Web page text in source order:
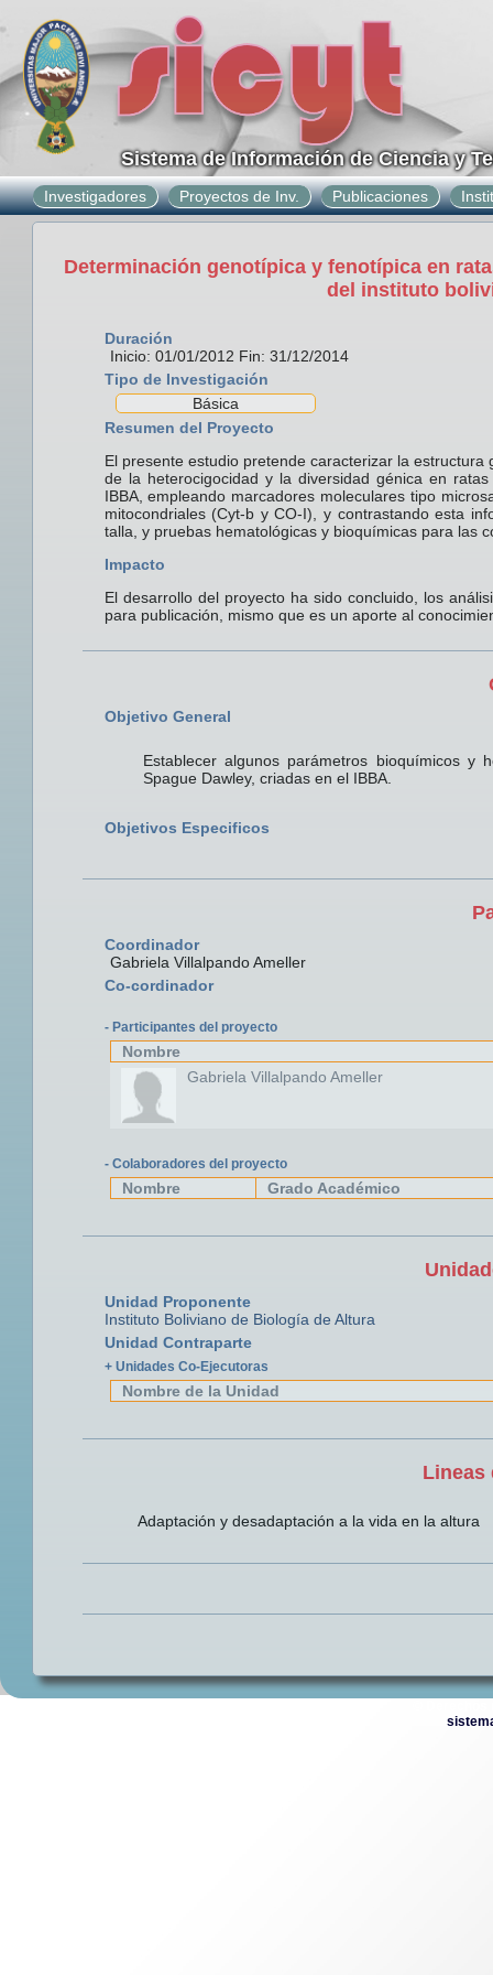
Sistema de Información de Ciencia y
Investigadores Proyectos de Inv. Publicaciones
Determinación genotípica y fenotípica en
del instituto
Duración
Inicio: 01/01/2012 Fin: 31/12/2014
Tipo de Investigación
Básica
Resumen del Proyecto
El presente estudio pretende caracterizar la
de la heterocigocidad y la diversidad génica en
IBBA, empleando marcadores moleculares tipo
mitocondriales (Cyt-b y CO-I), y contrastando esta
talla, y pruebas hematológicas y bioquímicas para las
Impacto
El desarrollo del proyecto ha sido concluido, los
para publicación, mismo que es un aporte al
Objetivo General
Establecer algunos parámetros bioquímicos
Spague Dawley, criadas en el IBBA.
Objetivos Especificos
Coordinador
Gabriela Villalpando Ameller
Co-cordinador
- Participantes del proyecto
Nombre
Gabriela Villalpando Ameller
- Colaboradores del proyecto
Nombre Grado Académico
Unidad Proponente
Instituto Boliviano de Biología de Altura
Unidad Contraparte
+ Unidades Co-Ejecutoras
Nombre de la Unidad
Lineas
Adaptación y desadaptación a la vida en la altura